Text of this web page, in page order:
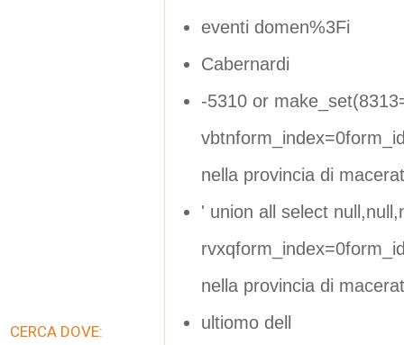
eventi domen%3Fi
Cabernardi
-5310 or
nella provincia di
' union all select
nella provincia di
ultiomo dell
CERCA DOVE: